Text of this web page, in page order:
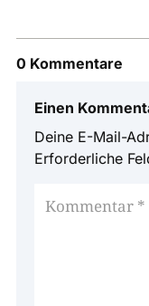
0 Kommentare
Einen
Deine E-Mail-
Erforderliche